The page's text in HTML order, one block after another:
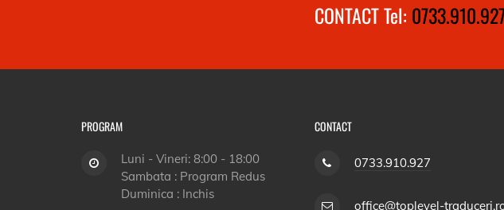
CONTACT Tel:
PROGRAM
Luni - Vineri: 8:00 - 18:00
Sambata : Program Redus
Duminica : Inchis
CONTACT
0733.910.927
office@toplevel-